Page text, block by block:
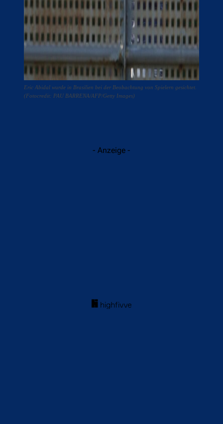
Eric Abidal wurde in Brasilien bei der Beobachtung von Spielern gesichtet.
(Fotocredit: PAU BARRENA/AFP/Getty Images)
- Anzeige -